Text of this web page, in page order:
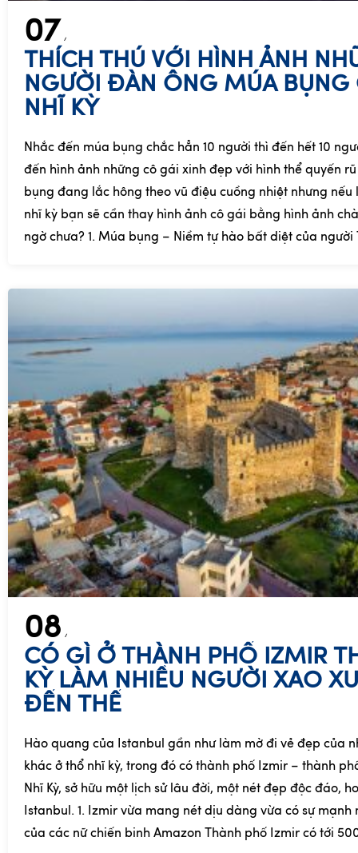
07
THÍCH THÚ VỚI HÌNH ẢNH
NGƯỜI ĐÀN ÔNG MÚA BỤNG
NHĨ KỲ
Nhắc đến múa bụng chắc hẳn 10 người thì đến hết 10
đến hình ảnh những cô gái xinh đẹp với hình thể quyến
bụng đang lắc hông theo vũ điệu cuồng nhiệt nhưng nếu
nhĩ kỳ bạn sẽ cần thay hình ảnh cô gái bằng hình ảnh
ngờ chưa? 1. Múa bụng – Niềm tự hào bất diệt của người
08
CÓ GÌ Ở THÀNH PHỐ IZMIR
KỲ LÀM NHIỀU NGƯỜI XAO
ĐẾN THẾ
Hào quang của Istanbul gần như làm mờ đi vẻ đẹp của
khác ở thổ nhĩ kỳ, trong đó có thành phố Izmir – thành
Nhĩ Kỳ, sở hữu một lịch sử lâu đời, một nét đẹp độc đáo,
Istanbul. 1. Izmir vừa mang nét dịu dàng vừa có sự mạnh
của các nữ chiến binh Amazon Thành phố Izmir có tới